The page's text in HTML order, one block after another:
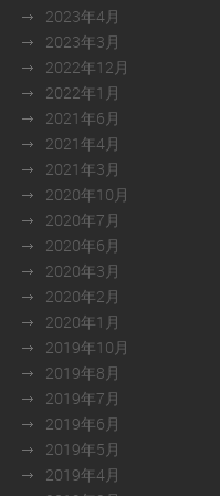
2023年4月
2023年3月
2022年12月
2022年1月
2021年6月
2021年4月
2021年3月
2020年10月
2020年7月
2020年6月
2020年3月
2020年2月
2020年1月
2019年10月
2019年8月
2019年7月
2019年6月
2019年5月
2019年4月